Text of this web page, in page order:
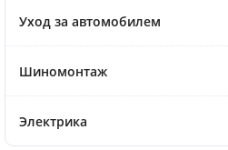
Уход за автомобилем
Шиномонтаж
Электрика